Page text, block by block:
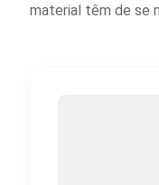
material têm de se